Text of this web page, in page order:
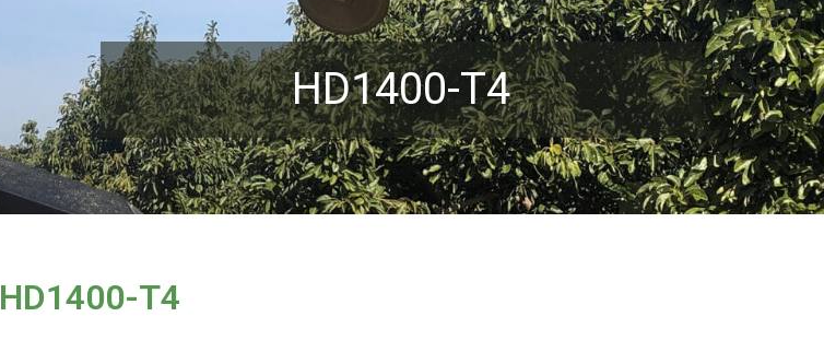
HD1400-T4
HD1400-T4